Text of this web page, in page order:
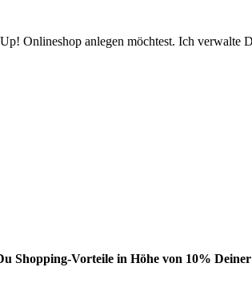
Onlineshop anlegen möchtest. Ich verwalte
Shopping-Vorteile in Höhe von 10%